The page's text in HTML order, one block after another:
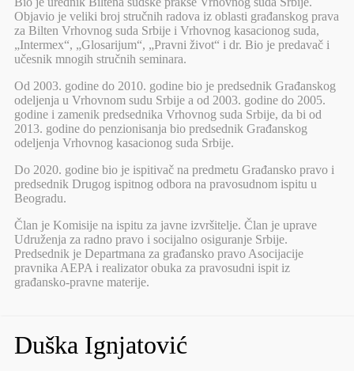
Objavio je veliki broj stručnih radova iz oblasti građanskog prava
za Bilten Vrhovnog suda Srbije i Vrhovnog kasacionog suda,
„Intermex“, „Glosarijum“, „Pravni život“ i dr. Bio je predavač i
učesnik mnogih stručnih seminara.
Od 2003. godine do 2010. godine bio je predsednik Građanskog
odeljenja u Vrhovnom sudu Srbije a od 2003. godine do 2005.
godine i zamenik predsednika Vrhovnog suda Srbije, da bi od
2013. godine do penzionisanja bio predsednik Građanskog
odeljenja Vrhovnog kasacionog suda Srbije.
Do 2020. godine bio je ispitivač na predmetu Građansko pravo i
predsednik Drugog ispitnog odbora na pravosudnom ispitu u
Beogradu.
Član je Komisije na ispitu za javne izvršitelje. Član je uprave
Udruženja za radno pravo i socijalno osiguranje Srbije.
Predsednik je Departmana za građansko pravo Asocijacije
pravnika AEPA i realizator obuka za pravosudni ispit iz
građansko-pravne materije.
Duška Ignjatović